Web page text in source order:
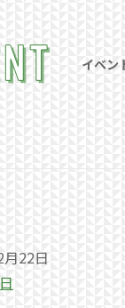
イベン
22日